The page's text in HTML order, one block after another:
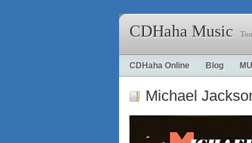
CDHaha Music
CDHaha Online Blog
Michael